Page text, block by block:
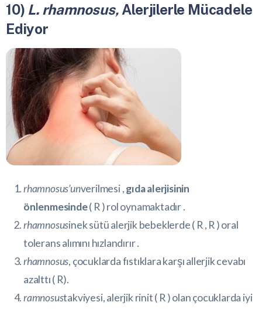
10) L. rhamnosus, Alerjilerle Mücadele
Ediyor
rhamnosus’unverilmesi ,gıda alerjisinin
önlenmesinde( R ) rol oynamaktadır .
rhamnosusinek sütü alerjik bebeklerde ( R , R ) oral
tolerans alımını hızlandırır .
rhamnosus, çocuklarda fıstıklara karşı allerjik cevabı
azalttı ( R).
ramnosustakviyesi, alerjik rinit ( R ) olan çocuklarda iyi